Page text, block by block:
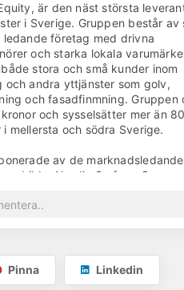
är den näst största
i Sverige. Gruppen består av
ledande företag med drivna
och starka lokala
stora och små kunder inom
och andra yttjänster som golv,
och fasadfinmning. Gruppen
och sysselsätter mer än
i mellersta och södra Sverige.
av de marknadsledande
bildar Nordic Surface Group
med deras mål att bli en
och de lokala entreprenörerna
fokus att ligga på att påskynda
Pinna Linkedin